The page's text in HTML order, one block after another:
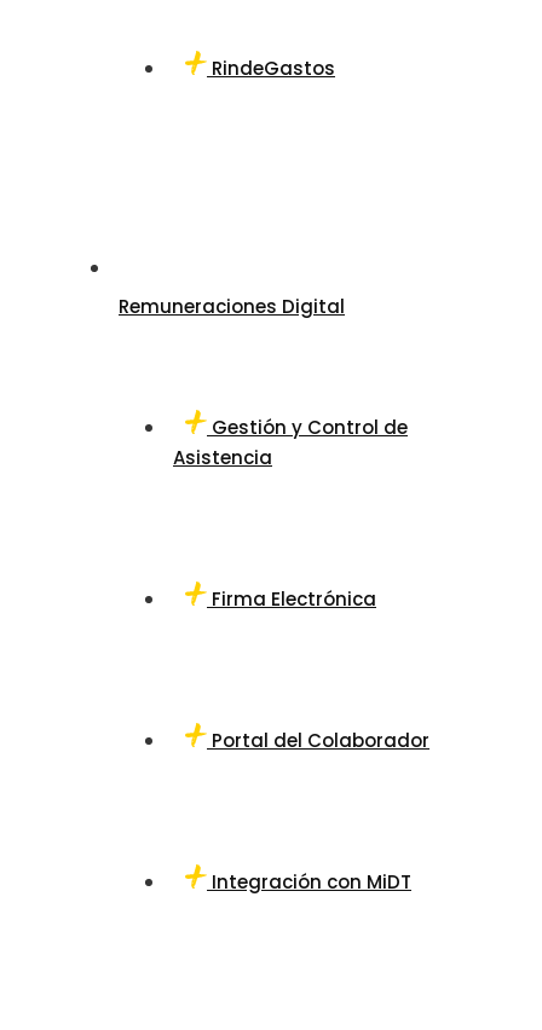
RindeGastos
Remuneraciones Digital
Gestión y Control de
Asistencia
Firma Electrónica
Portal del Colaborador
Integración con MiDT